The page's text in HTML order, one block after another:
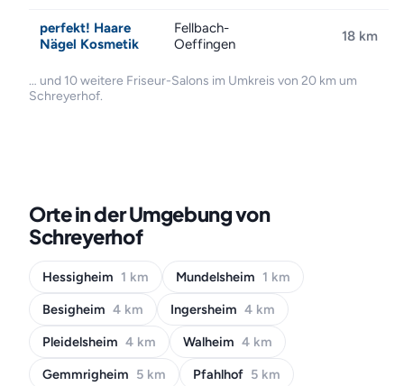
perfekt! Haare
Nägel Kosmetik
Fellbach-
Oeffingen
18 km
… und 10 weitere Friseur-Salons im Umkreis von 20 km um
Schreyerhof.
Orte in der Umgebung von
Schreyerhof
Hessigheim 1 km Mundelsheim 1 km
Besigheim 4 km Ingersheim 4 km
Pleidelsheim 4 km Walheim 4 km
Gemmrigheim 5 km Pfahlhof 5 km